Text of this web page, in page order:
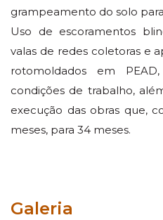
grampeamento do solo
Uso de escoramentos
valas de redes coletoras e
rotomoldados em
condições de trabalho,
execução das obras que,
meses, para 34 meses.
Galeria